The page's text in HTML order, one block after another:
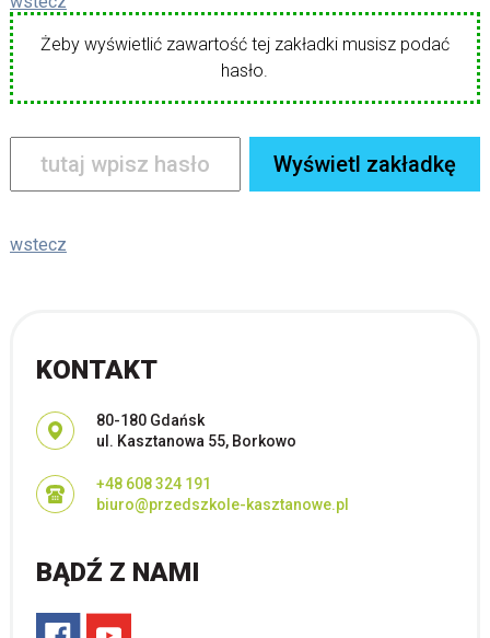
Żeby wyświetlić zawartość tej zakładki musisz podać
hasło.
wstecz
KONTAKT
Adres pocztowy:
80-180 Gdańsk
ul. Kasztanowa 55, Borkowo
+48 608 324 191
biuro@przedszkole-kasztanowe.pl
BĄDŹ Z NAMI